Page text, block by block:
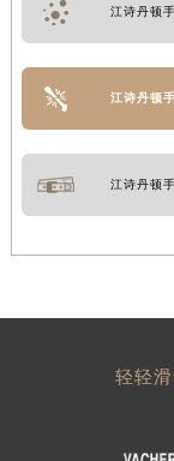
江诗丹顿
江诗丹顿
江诗丹顿
轻轻